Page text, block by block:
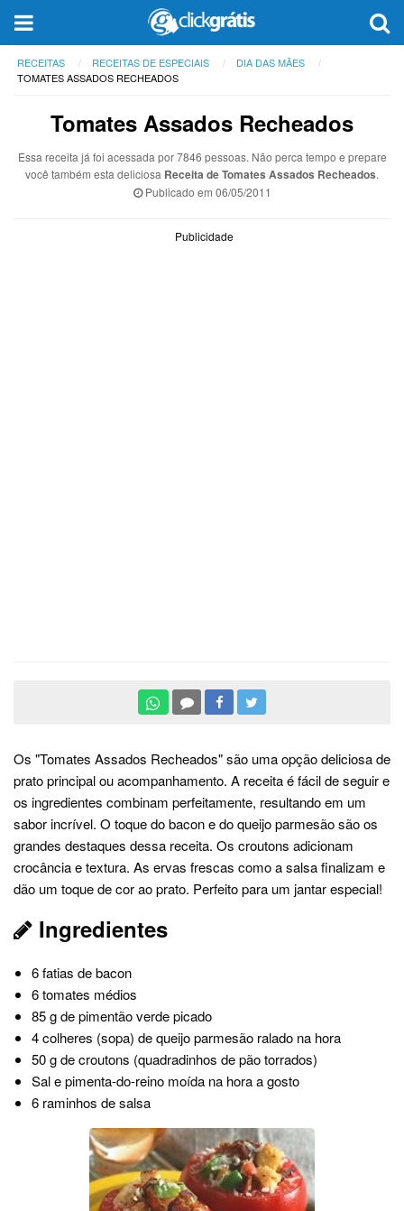
RECEITAS RECEITAS DE ESPECIAIS
DIA DAS MÃES
TOMATES ASSADOS RECHEADOS
Tomates Assados Recheados
Essa receita já foi acessada por 7846 pessoas. Não perca tempo e prepare
você também esta deliciosa Receita de Tomates Assados Recheados.
Publicado em 06/05/2011
Publicidade
Os "Tomates Assados Recheados" são uma opção deliciosa de
prato principal ou acompanhamento. A receita é fácil de seguir e
os ingredientes combinam perfeitamente, resultando em um
sabor incrível. O toque do bacon e do queijo parmesão são os
grandes destaques dessa receita. Os croutons adicionam
crocância e textura. As ervas frescas como a salsa finalizam e
dão um toque de cor ao prato. Perfeito para um jantar especial!
Ingredientes
6 fatias de bacon
6 tomates médios
85 g de pimentão verde picado
4 colheres (sopa) de queijo parmesão ralado na hora
50 g de croutons (quadradinhos de pão torrados)
Sal e pimenta-do-reino moída na hora a gosto
6 raminhos de salsa